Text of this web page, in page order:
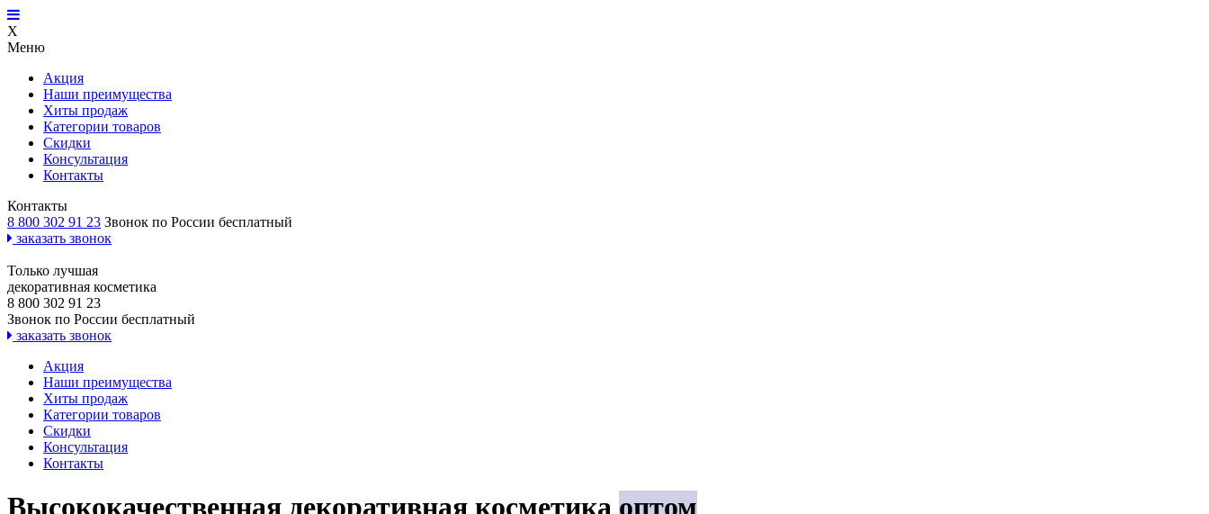
X
Меню
Акция
Наши преимущества
Хиты продаж
Категории товаров
Скидки
Консультация
Контакты
Контакты
8 800 302 91 23 Звонок по России бесплатный
заказать звонок
Только лучшая
декоративная косметика
8 800 302 91 23
Звонок по России бесплатный
заказать звонок
Акция
Наши преимущества
Хиты продаж
Категории товаров
Скидки
Консультация
Контакты
Высококачественная декоративная косметика оптом